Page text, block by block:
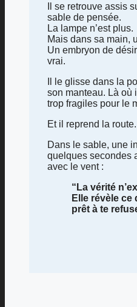
Il se retrouve assis
sable de pensée.
La lampe n’est plus.
Mais dans sa main,
Un embryon de
vrai.
Il le glisse dans la
son manteau. Là où
trop fragiles pour le
Et il reprend la route.
Dans le sable, une
quelques secondes
avec le vent :
“La vérité
Elle révèle ce
prêt à te